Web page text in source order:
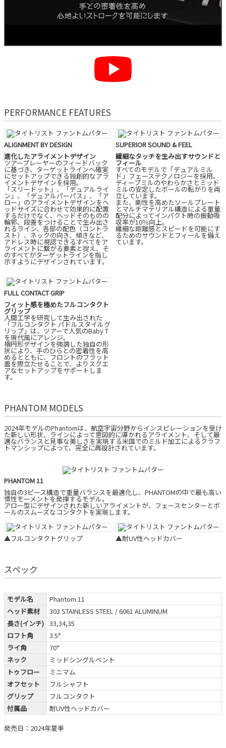
PERFORMANCE FEATURES
ALIGNMENT BY DESIGN
進化したアライメントデザイン
ツアープレーヤーのフィードバック
に基づき、ターゲットラインへ確実
にセットアップできる独創的なアラ
イメントデザインを採用。
「スリードット」、「デュアルライ
ン」、「デュアルパーパス」、「ア
ロー」のアライメントデザインをヘ
ッドサイズに合わせて効果的に配置
するだけでなく、ヘッドそのものの
輪郭、段差をつけることで生み出さ
れるライン、各部の配色（コントラ
スト）、ネックの向き、傾きなど、
アドレス時に視認できるすべてをア
ライメントに繋がる要素と捉え、そ
のすべてがターゲットラインを指し
示すようにデザインされています。
SUPERIOR SOUND & FEEL
繊細なタッチを生み出すサウンドと
フィール
すべてのモデルで「デュアルミル
ド」フェーステクノロジーを採用。
ディープミルのやわらかさとミッド
ミルの安定したボールの転がりを両
立しています。
また、剛性を高めたソールプレート
とマルチマテリアル構造による重量
配分によってインパクト時の振動吸
収率が10％向上。
繊細な距離感とスピードを可能にす
るためのサウンドとフィールを備え
ています。
FULL CONTACT GRIP
フィット感を極めたフルコンタクト
グリップ
人間工学を研究して生み出された
「フルコンタクト パドルスタイルグ
リップ」は、ツアーで人気のBaby T
を現代風にアレンジ。
楕円形デザインを強調した独自の形
状により、手のひらとの密着性を高
めるとともに、フロントのフラット
面を際立たせることで、よりスクエ
アなセットアップをサポートしま
す。
PHANTOM MODELS
2024年モデルのPhantomは、航空宇宙分野からインスピレーションを受け
た新しい形状、ラインによって意図的に導かれるアライメント、そして最
適なバランスと見事な美しさを実現する米国でのミルド加工によるクラフ
トマンシップによって、完全に再設計されています。
PHANTOM 11
独自の3ピース構造で重量バランスを最適化し、PHANTOMの中で最も高い
慣性モーメントを発揮するモデル。
アロー型にデザインされた新しいアライメントが、フェースセンターとボ
ールのスムーズなコンタクトを実現します。
▲フルコンタクトグリップ ▲耐UV性ヘッドカバー
スペック
モデル名
Phantom 11
ヘッド素材
303 STAINLESS STEEL / 6061 ALUMINUM
長さ(インチ) 33,34,35
ロフト角
3.5°
ライ角
70°
ネック
ミッドシングルベント
トゥフロー
ミニマム
オフセット
フルシャフト
グリップ
フルコンタクト
付属品
耐UV性ヘッドカバー
発売日：2024年夏季